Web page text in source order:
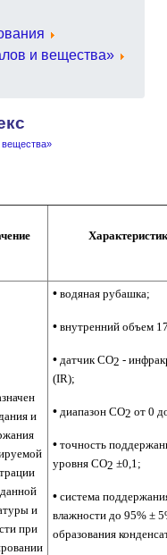
и вещества»
и
и
при
• водяная рубашка;
• внутренний объем
• датчик СО2 -
(IR);
• диапазон СО2 от 0
• точность
уровня СО2 ±0,1;
• система
влажности до 95% ±
образования